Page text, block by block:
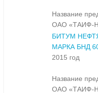
Название
ОАО «ТАИФ-
БИТУМ
МАРКА БНД
2015 год
Название
ОАО «ТАИФ-